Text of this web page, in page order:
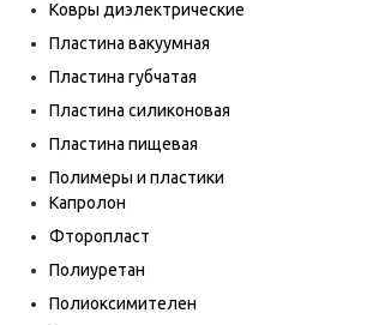
Ковры диэлектрические
Пластина вакуумная
Пластина губчатая
Пластина силиконовая
Пластина пищевая
Полимеры и пластики
Капролон
Фторопласт
Полиуретан
Полиоксимителен